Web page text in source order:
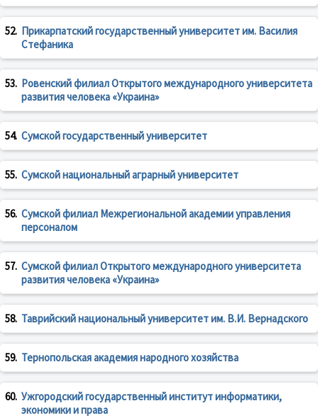
52. Прикарпатский государственный университет им. Василия
Стефаника
53. Ровенский филиал Открытого международного университета
развития человека «Украина»
54. Сумской государственный университет
55. Сумской национальный аграрный университет
56. Сумской филиал Межрегиональной академии управления
персоналом
57. Сумской филиал Открытого международного университета
развития человека «Украина»
58. Таврийский национальный университет им. В.И. Вернадского
59. Тернопольская академия народного хозяйства
60. Ужгородский государственный институт информатики,
экономики и права